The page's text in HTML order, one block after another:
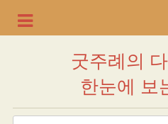
굿주례의
한눈에 보